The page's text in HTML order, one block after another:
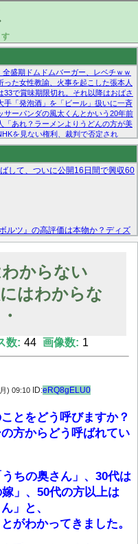
全盛期ドムドムバーガー、レベチｗｗ
た女性教諭、火事を起こした張本人
で賞味期限切れ。それ以降はおばさ
手「発泡酒」を「ビール」扱いに一斉
サーパンダの風太くんとかいう20年前
「あれ？ラーメンよりうどんの方が美
を見ない権利、裁判で否定され
た」(1) 10:【悲報】日本企業の人手不
して、ついに公開16日間で興収60
ルツ』の高評価は本物か？ディズ
ンの本音とMCUの未来を徹底考
も新規獲得ならず？北川莉央が1
画像貼ってくよ
からない
はわからな
数: 44 画像数: 1
) 09:10 ID:eRQ8gELU0
とをどう呼びますか？
方からどう呼ばれてい
ちの奥さん」、30代は
」、50代の方以上は
」と、
がわかってきました。